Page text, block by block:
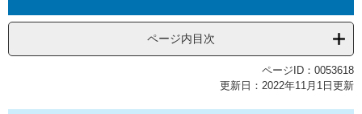
ページ内目次
ページID：0053618
更新日：2022年11月1日更新